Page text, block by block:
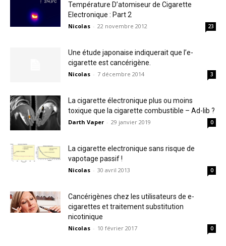
Température D’atomiseur de Cigarette
Electronique : Part 2
Nicolas - 22 novembre 2012 23
Une étude japonaise indiquerait que l’e-
cigarette est cancérigène.
Nicolas - 7 décembre 2014 3
La cigarette électronique plus ou moins
toxique que la cigarette combustible – Ad-lib ?
Darth Vaper - 29 janvier 2019 0
La cigarette electronique sans risque de
vapotage passif !
Nicolas - 30 avril 2013 0
Cancérigènes chez les utilisateurs de e-
cigarettes et traitement substitution
nicotinique
Nicolas - 10 février 2017 0